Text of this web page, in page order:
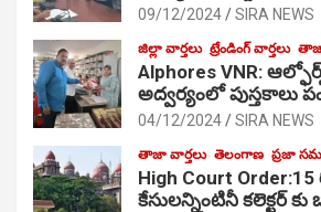
09/12/2024 SIRA NEWS
జిల్లా వార్తలు ట్రేండింగ్ వార్తలు తాజా
Alphores VNR:
అద్వర్యంలో పుస్తకాలు
04/12/2024 SIRA NEWS
తాజా వార్తలు తెలంగాణ ప్రజా
High Court
కేసులన్నింటినీ కలెక్టర్